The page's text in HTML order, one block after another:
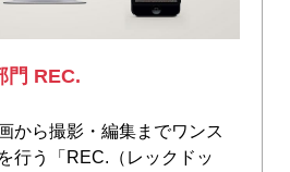
門 REC.
から撮影・編集までワンス
行う「REC.（レックドッ